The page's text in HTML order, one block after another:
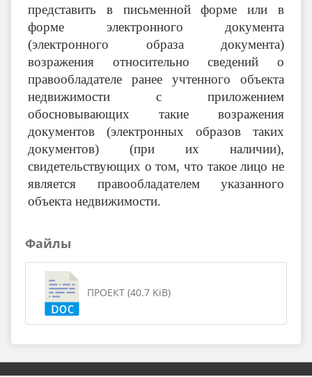
представить в письменной форме или в
форме электронного документа
(электронного образа документа)
возражения относительно сведений о
правообладателе ранее учтенного объекта
недвижимости с приложением
обосновывающих такие возражения
документов (электронных образов таких
документов) (при их наличии),
свидетельствующих о том, что такое лицо не
является правообладателем указанного
объекта недвижимости.
Файлы
ПРОЕКТ (40.7 KiB)